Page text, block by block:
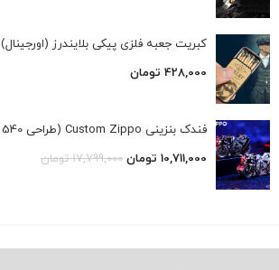
کبریت جعبه فلزی پیکی بلایندرز (اورجینال)
428,000 تومان
فندک بنزینی Custom Zippo (طراحی 540 موتور سنگین)
10,711,000 تومان 17,799,000 تومان